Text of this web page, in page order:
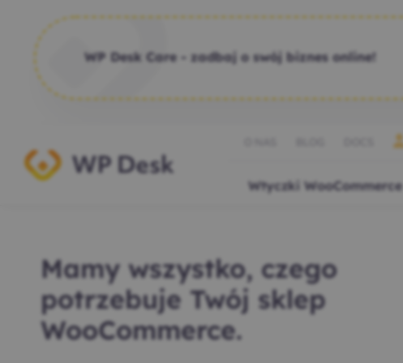
WP Desk Care - zadbaj o swój biznes online!
Wtyczki WooCommerce
Mamy wszystko, czego
potrzebuje Twój sklep
WooCommerce.